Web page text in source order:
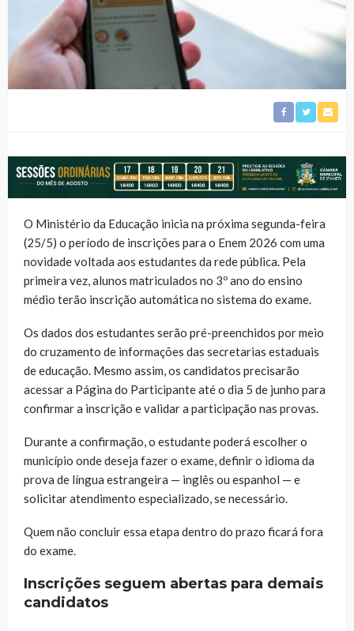
O Ministério da Educação inicia na próxima segunda-feira
(25/5) o período de inscrições para o Enem 2026 com uma
novidade voltada aos estudantes da rede pública. Pela
primeira vez, alunos matriculados no 3º ano do ensino
médio terão inscrição automática no sistema do exame.
Os dados dos estudantes serão pré-preenchidos por meio
do cruzamento de informações das secretarias estaduais
de educação. Mesmo assim, os candidatos precisarão
acessar a Página do Participante até o dia 5 de junho para
confirmar a inscrição e validar a participação nas provas.
Durante a confirmação, o estudante poderá escolher o
município onde deseja fazer o exame, definir o idioma da
prova de língua estrangeira — inglês ou espanhol — e
solicitar atendimento especializado, se necessário.
Quem não concluir essa etapa dentro do prazo ficará fora
do exame.
Inscrições seguem abertas para demais
candidatos